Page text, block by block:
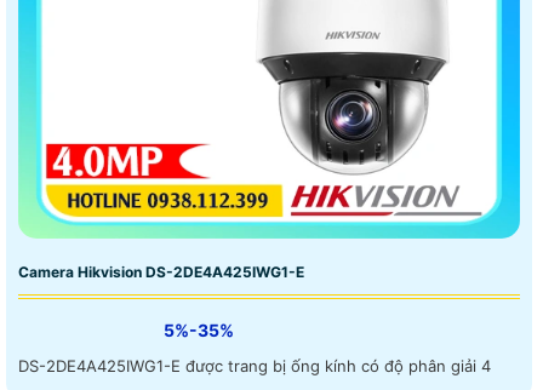
Camera Hikvision DS-2DE4A425IWG1-E
5%-35%
DS-2DE4A425IWG1-E được trang bị ống kính có độ phân giải 4